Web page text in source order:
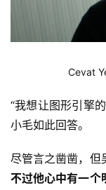
Cevat
“我想让图形引擎
小毛如此回答。
尽管言之凿凿，但
不过他心中有一个